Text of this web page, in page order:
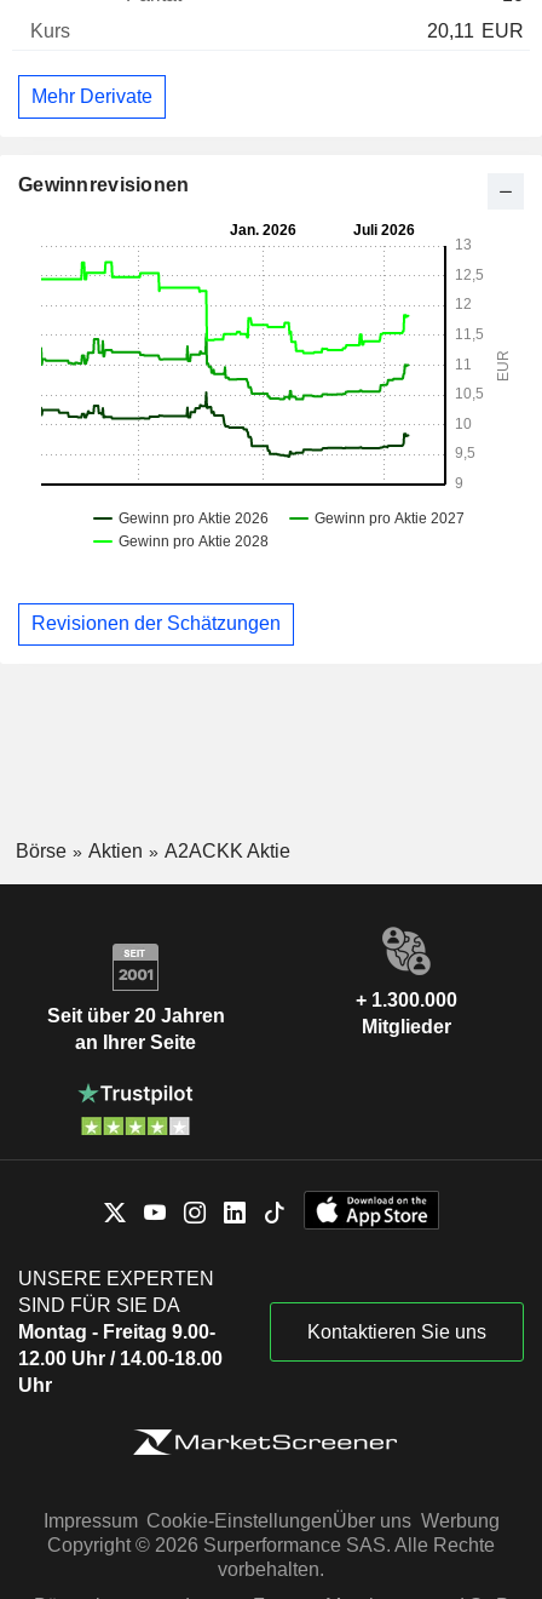
20,11 EUR
Mehr Derivate
Gewinnrevisionen
Revisionen der Schätzungen
Börse Aktien A2ACKK Aktie
Seit über 20 Jahren
an Ihrer Seite
+ 1.300.000
Mitglieder
UNSERE EXPERTEN
SIND FÜR SIE DA
Montag - Freitag 9.00-
12.00 Uhr / 14.00-18.00
Uhr
Kontaktieren Sie uns
Impressum Cookie-EinstellungenÜber uns Werbung
Copyright © 2026 Surperformance SAS. Alle Rechte
vorbehalten.